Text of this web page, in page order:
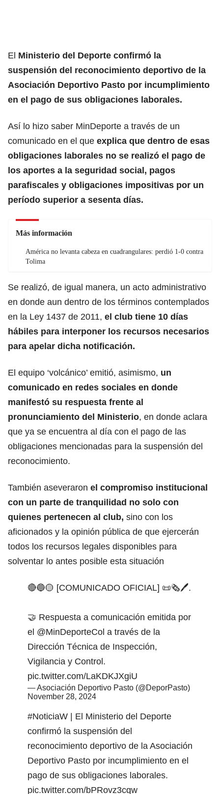
El Ministerio del Deporte confirmó la
suspensión del reconocimiento deportivo de la
Asociación Deportivo Pasto por incumplimiento
en el pago de sus obligaciones laborales.
Así lo hizo saber MinDeporte a través de un
comunicado en el que explica que dentro de esas
obligaciones laborales no se realizó el pago de
los aportes a la seguridad social, pagos
parafiscales y obligaciones impositivas por un
período superior a sesenta días.
Más información
América no levanta cabeza en cuadrangulares: perdió 1-0 contra
Tolima
Se realizó, de igual manera, un acto administrativo
en donde aun dentro de los términos contemplados
en la Ley 1437 de 2011, el club tiene 10 días
hábiles para interponer los recursos necesarios
para apelar dicha notificación.
El equipo ‘volcánico’ emitió, asimismo, un
comunicado en redes sociales en donde
manifestó su respuesta frente al
pronunciamiento del Ministerio, en donde aclara
que ya se encuentra al día con el pago de las
obligaciones mencionadas para la suspensión del
reconocimiento.
También aseveraron el compromiso institucional
con un parte de tranquilidad no solo con
quienes pertenecen al club, sino con los
aficionados y la opinión pública de que ejercerán
todos los recursos legales disponibles para
solventar lo antes posible esta situación
🔴🔵🟡 [COMUNICADO OFICIAL] 📜🗞️🖊️.
🤝 Respuesta a comunicación emitida por
el @MinDeporteCol a través de la
Dirección Técnica de Inspección,
Vigilancia y Control.
pic.twitter.com/LaKDKJXgiU
— Asociación Deportivo Pasto (@DeporPasto)
November 28, 2024
#NoticiaW | El Ministerio del Deporte
confirmó la suspensión del
reconocimiento deportivo de la Asociación
Deportivo Pasto por incumplimiento en el
pago de sus obligaciones laborales.
pic.twitter.com/bPRovz3cqw